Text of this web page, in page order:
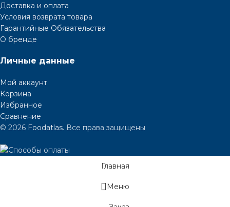
Доставка и оплата
Условия возврата товара
Гарантийные Обязательства
О бренде
Личные данные
Мой аккаунт
Корзина
Избранное
Сравнение
© 2026 Foodatlas. Все права защищены
Главная
Меню